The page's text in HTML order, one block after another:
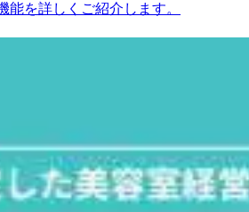
能を詳しくご紹介します。